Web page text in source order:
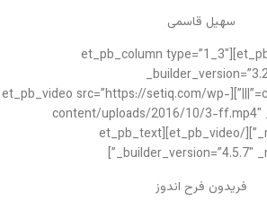
سهیل قاسمی
[/et_pb_text][/et_pb_column][et_pb_column type=”1_3″
custom_padding__hover=”|||”][et_pb_video src=”https://setiq.com/wp-
content/uploads/2016/10/3-ff.mp4″
_module_preset=”default”][/et_pb_video][et_pb_text
_builder_version=”4.5.7″
فریدون فرح اندوز